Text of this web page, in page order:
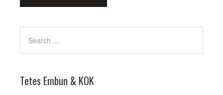
Tetes Embun & KOK